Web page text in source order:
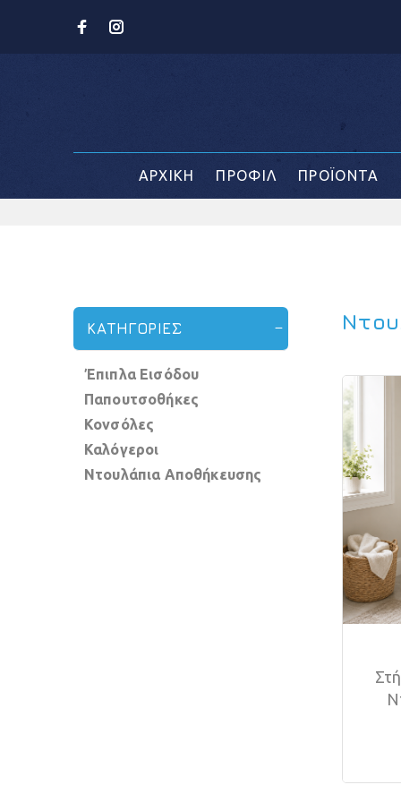
ΑΡΧΙΚΗ ΠΡΟΦΙΛ ΠΡΟΪΟΝΤΑ
ΚΑΤΗΓΟΡΙΕΣ
Έπιπλα Εισόδου
Παπουτσοθήκες
Κονσόλες
Καλόγεροι
Ντουλάπια Αποθήκευσης